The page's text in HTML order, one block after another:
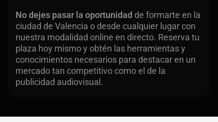
No dejes pasar la oportunidad de formarte en la
ciudad de Valencia o desde cualquier lugar con
nuestra modalidad online en directo. Reserva tu
plaza hoy mismo y obtén las herramientas y
conocimientos necesarios para destacar en un
mercado tan competitivo como el de la
publicidad audiovisual.